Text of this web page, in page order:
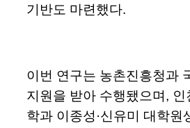
기반도 마련했다.
이번 연구는 농촌진흥청과
지원을 받아 수행됐으며,
학과 이종성·신유미 대학원